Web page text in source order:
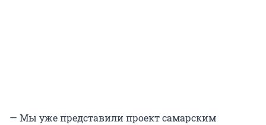
— Мы уже представили проект самарским